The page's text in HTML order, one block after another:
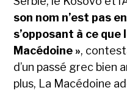
son nom n’est pas
s’opposant à ce que
Macédoine »,
d’un passé grec bien
plus, La Macédoine